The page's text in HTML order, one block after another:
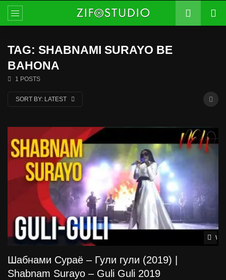
TAG: SHABNAMI SURAYO BE
BAHONA
1 POSTS
SORT BY: LATEST
Шабнами Сураё – Гули гули (2019) |
Shabnam Surayo – Guli Guli 2019